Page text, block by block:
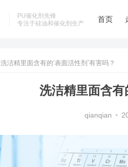
PU催化剂先锋
专注于硅油和催化剂生产
首页
洗洁精里面含有的‘表面活性剂’有害吗？
洗洁精里面含有
qianqian •